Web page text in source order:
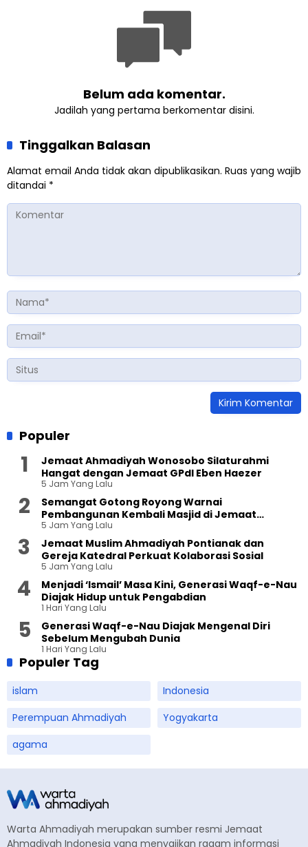
Belum ada komentar.
Jadilah yang pertama berkomentar disini.
Tinggalkan Balasan
Alamat email Anda tidak akan dipublikasikan. Ruas yang wajib
ditandai *
Populer
Jemaat Ahmadiyah Wonosobo Silaturahmi
Hangat dengan Jemaat GPdI Eben Haezer
5 Jam Yang Lalu
Semangat Gotong Royong Warnai
Pembangunan Kembali Masjid di Jemaat
Ahmadiyah Sukapura
5 Jam Yang Lalu
Jemaat Muslim Ahmadiyah Pontianak dan
Gereja Katedral Perkuat Kolaborasi Sosial
5 Jam Yang Lalu
Menjadi ‘Ismail’ Masa Kini, Generasi Waqf-e-Nau
Diajak Hidup untuk Pengabdian
1 Hari Yang Lalu
Generasi Waqf-e-Nau Diajak Mengenal Diri
Sebelum Mengubah Dunia
1 Hari Yang Lalu
Populer Tag
islam
Indonesia
Perempuan Ahmadiyah
Yogyakarta
agama
Warta Ahmadiyah merupakan sumber resmi Jemaat
Ahmadiyah Indonesia yang menyajikan ragam informasi